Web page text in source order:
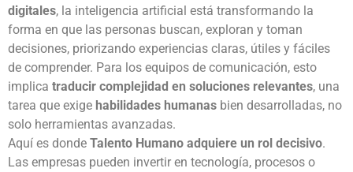
digitales, la inteligencia artificial está transformando la
forma en que las personas buscan, exploran y toman
decisiones, priorizando experiencias claras, útiles y fáciles
de comprender. Para los equipos de comunicación, esto
implica traducir complejidad en soluciones relevantes, una
tarea que exige habilidades humanas bien desarrolladas, no
solo herramientas avanzadas. ​
Aquí es donde Talento Humano adquiere un rol decisivo.
Las empresas pueden invertir en tecnología, procesos o